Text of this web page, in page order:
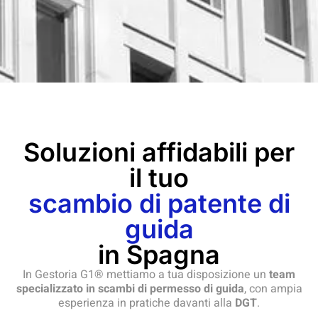
Soluzioni affidabili per
il tuo
scambio di patente di
guida
in Spagna
In Gestoria G1® mettiamo a tua disposizione un team
specializzato in scambi di permesso di guida, con ampia
esperienza in pratiche davanti alla DGT.